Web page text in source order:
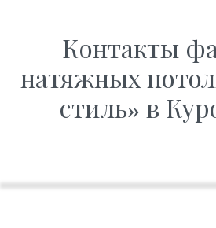
Контакты
натяжных
стиль» в